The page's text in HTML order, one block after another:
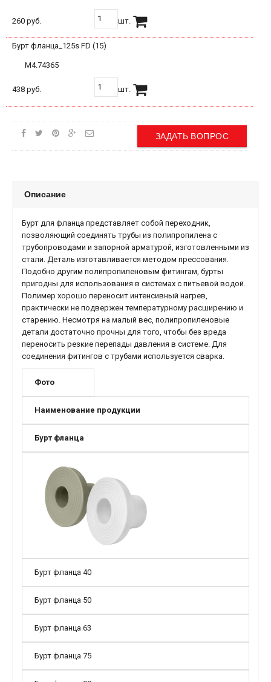
260 руб. шт.
Бурт фланца_125s FD (15)
М4.74365
438 руб. шт.
ЗАДАТЬ ВОПРОС
Описание
Бурт для фланца представляет собой переходник,
позволяющий соединять трубы из полипропилена с
трубопроводами и запорной арматурой, изготовленными из
стали. Деталь изготавливается методом прессования.
Подобно другим полипропиленовым фитингам, бурты
пригодны для использования в системах с питьевой водой.
Полимер хорошо переносит интенсивный нагрев,
практически не подвержен температурному расширению и
старению. Несмотря на малый вес, полипропиленовые
детали достаточно прочны для того, чтобы без вреда
переносить резкие перепады давления в системе. Для
соединения фитингов с трубами используется сварка.
Фото
Наименование продукции
Бурт фланца
Бурт фланца 40
Бурт фланца 50
Бурт фланца 63
Бурт фланца 75